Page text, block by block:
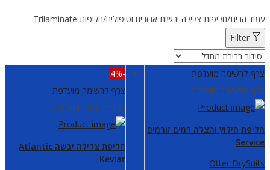
עמוד הבית/חליפות צלילה יבשות אבזרים וטיפולים/חליפות Trilaminate
Filter
צרף לרשימה מועדפת
צרף לרשימה מועדפת
חליפת חילוץ והצלה למים זורמים
Service
Otter DrySuits
-4%
צרף לרשימה מועדפת
צרף לרשימה מועדפת
חליפת צלילה יבשה Atlantic
Kevlar